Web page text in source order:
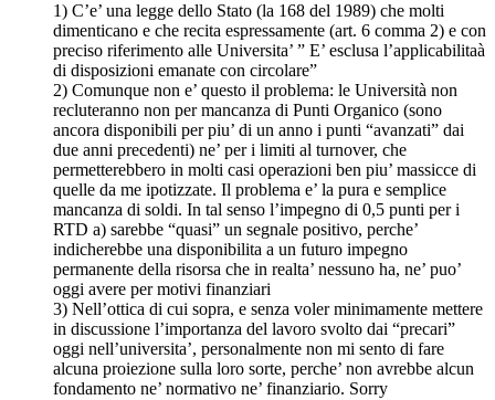
1) C’e’ una legge dello Stato (la 168 del 1989) che molti
dimenticano e che recita espressamente (art. 6 comma 2) e con
preciso riferimento alle Universita’ ” E’ esclusa l’applicabilitaà
di disposizioni emanate con circolare”
2) Comunque non e’ questo il problema: le Università non
recluteranno non per mancanza di Punti Organico (sono
ancora disponibili per piu’ di un anno i punti “avanzati” dai
due anni precedenti) ne’ per i limiti al turnover, che
permetterebbero in molti casi operazioni ben piu’ massicce di
quelle da me ipotizzate. Il problema e’ la pura e semplice
mancanza di soldi. In tal senso l’impegno di 0,5 punti per i
RTD a) sarebbe “quasi” un segnale positivo, perche’
indicherebbe una disponibilita a un futuro impegno
permanente della risorsa che in realta’ nessuno ha, ne’ puo’
oggi avere per motivi finanziari
3) Nell’ottica di cui sopra, e senza voler minimamente mettere
in discussione l’importanza del lavoro svolto dai “precari”
oggi nell’universita’, personalmente non mi sento di fare
alcuna proiezione sulla loro sorte, perche’ non avrebbe alcun
fondamento ne’ normativo ne’ finanziario. Sorry